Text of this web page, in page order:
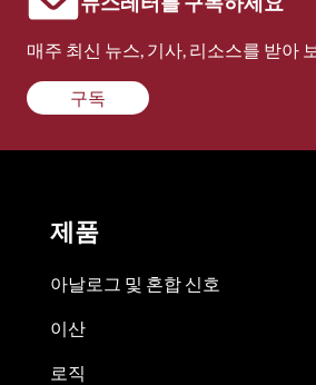
매주 최신 뉴스, 기사, 리소스를 받아
구독
제품
아날로그 및 혼합 신호
이산
로직